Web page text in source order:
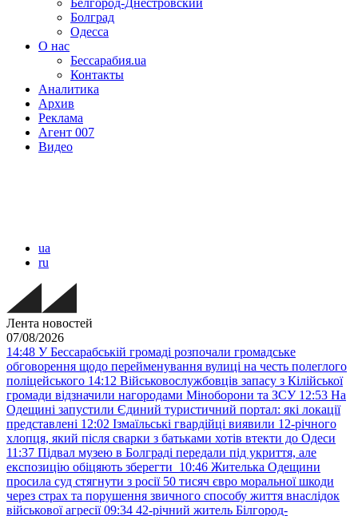
Белгород-Днестровский
Болград
Одесса
О нас
Бессарабия.ua
Контакты
Аналитика
Архив
Реклама
Агент 007
Видео
ua
ru
Лента новостей
07/08/2026
14:48 У Бессарабській громаді розпочали громадське
обговорення щодо перейменування вулиці на честь полеглого
поліцейського 14:12 Військовослужбовців запасу з Кілійської
громади відзначили нагородами Міноборони та ЗСУ 12:53 На
Одещині запустили Єдиний туристичний портал: які локації
представлені 12:02 Ізмаїльські гвардійці виявили 12-річного
хлопця, який після сварки з батьками хотів втекти до Одеси
11:37 Підвал музею в Болграді передали під укриття, але
експозицію обіцяють зберегти 10:46 Жителька Одещини
просила суд стягнути з росії 50 тисяч євро моральної шкоди
через страх та порушення звичного способу життя внаслідок
військової агресії 09:34 42-річний житель Білгород-